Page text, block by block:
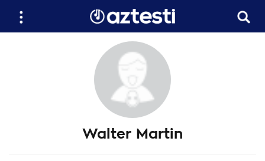
Walter Martin